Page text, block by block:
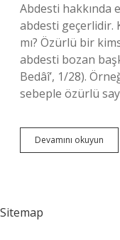
Abdesti hakkında
abdesti geçerlidir.
mı? Özürlü bir
abdesti bozan
Bedâî’, 1/28).
sebeple özürlü
Devamını okuyun
Ve
Sitemap